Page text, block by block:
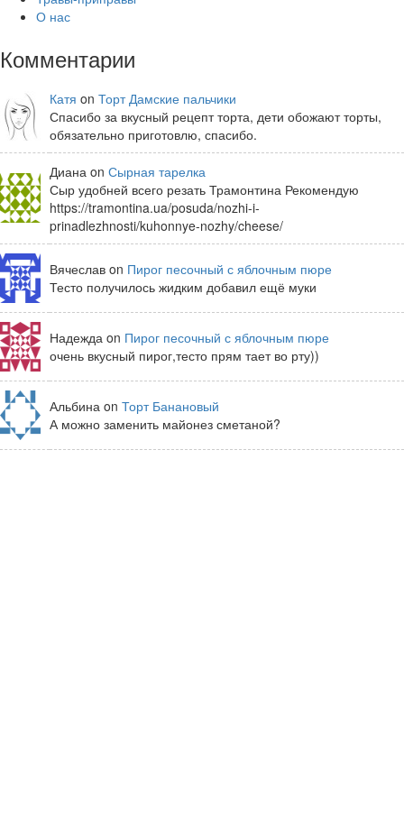
О нас
Комментарии
Катя on Торт Дамские пальчики
Спасибо за вкусный рецепт торта, дети обожают торты,
обязательно приготовлю, спасибо.
Диана on Сырная тарелка
Сыр удобней всего резать Трамонтина Рекомендую
https://tramontina.ua/posuda/nozhi-i-
prinadlezhnosti/kuhonnye-nozhy/cheese/
Вячеслав on Пирог песочный с яблочным пюре
Тесто получилось жидким добавил ещё муки
Надежда on Пирог песочный с яблочным пюре
очень вкусный пирог,тесто прям тает во рту))
Альбина on Торт Банановый
А можно заменить майонез сметаной?